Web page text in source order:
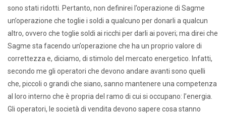
sono stati ridotti. Pertanto, non definirei l’operazione di Sagme
un’operazione che toglie i soldi a qualcuno per donarli a qualcun
altro, ovvero che toglie soldi ai ricchi per darli ai poveri; ma direi che
Sagme sta facendo un’operazione che ha un proprio valore di
correttezza e, diciamo, di stimolo del mercato energetico. Infatti,
secondo me gli operatori che devono andare avanti sono quelli
che, piccoli o grandi che siano, sanno mantenere una competenza
al loro interno che è propria del ramo di cui si occupano: l’energia.
Gli operatori, le società di vendita devono sapere cosa stanno